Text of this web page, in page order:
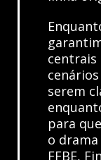
serem
para
o
FFBE,